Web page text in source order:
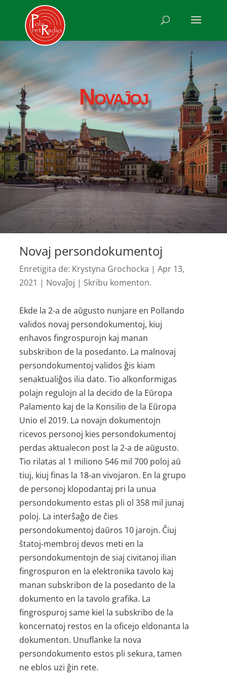
Novaĵoj
Novaj persondokumentoj
Enretigita de: Krystyna Grochocka |Apr 13,
2021 | Novaĵoj | Skribu komenton.
Ekde la 2-a de aŭgusto nunjare en Pollando
validos novaj persondokumentoj, kiuj
enhavos fingrospurojn kaj manan
subskribon de la posedanto. La malnovaj
persondokumentoj validos ĝis kiam
senaktualiĝos ilia dato. Tio alkonformigas
polajn regulojn al la decido de la Eŭropa
Palamento kaj de la Konsilio de la Eŭropa
Unio el 2019. La novajn dokumentojn
ricevos personoj kies persondokumentoj
perdas aktualecon post la 2-a de aŭgusto.
Tio rilatas al 1 miliono 546 mil 700 poloj aŭ
tiuj, kiuj finas la 18-an vivojaron. En la grupo
de personoj klopodantaj pri la unua
persondokumento estas pli ol 358 mil junaj
poloj. La interŝaĝo de ĉies
persondokumentoj daŭros 10 jarojn. Ĉiuj
ŝtatoj-membroj devos meti en la
persondokumentojn de siaj civitanoj ilian
fingrospuron en la elektronika tavolo kaj
manan subskribon de la posedanto de la
dokumento en la tavolo grafika. La
fingrospuroj same kiel la subskribo de la
koncernatoj restos en la oficejo eldonanta la
dokumenton. Unuflanke la nova
persondokumento estos pli sekura, tamen
ne eblos uzi ĝin rete.